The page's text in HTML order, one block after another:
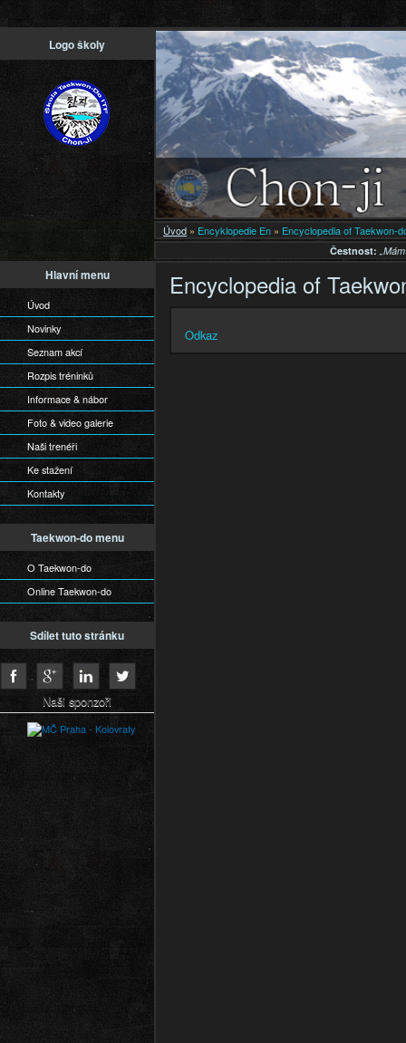
Logo školy
Úvod » Encyklopedie En » Encyclopedia of Taekwon-
Čestnost:
Hlavní menu
Úvod
Novinky
Seznam akcí
Rozpis tréninků
Informace & nábor
Foto & video galerie
Naši trenéři
Ke stažení
Kontakty
Taekwon-do menu
O Taekwon-do
Online Taekwon-do
Sdílet tuto stránku
Naši sponzoři
Encyclopedia of
Odkaz